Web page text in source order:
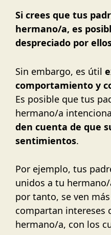
Si crees que tus
hermano/a, es
despreciado por
Sin embargo, es útil
comportamiento y
Es posible que tus
hermano/a
den cuenta de que
sentimientos.
Por ejemplo, tus
unidos a tu
por tanto, se ven
compartan intereses
hermano/a, con los